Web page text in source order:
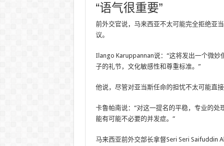
“语气很重要”
前外交官说，马来西亚不太可能完全拒绝亚
议。
Ilango Karuppannan说：“这将发出一个微
子的礼节，文化敏感性和尊重标准。”
他说，尽管对亚当斯任命的担忧不太可能直
卡鲁帕南说：“对这一提名的平稳，专业的
能有可能不必要的并发症。”
马来西亚前外交部长拿督Seri Seri Saifuddin